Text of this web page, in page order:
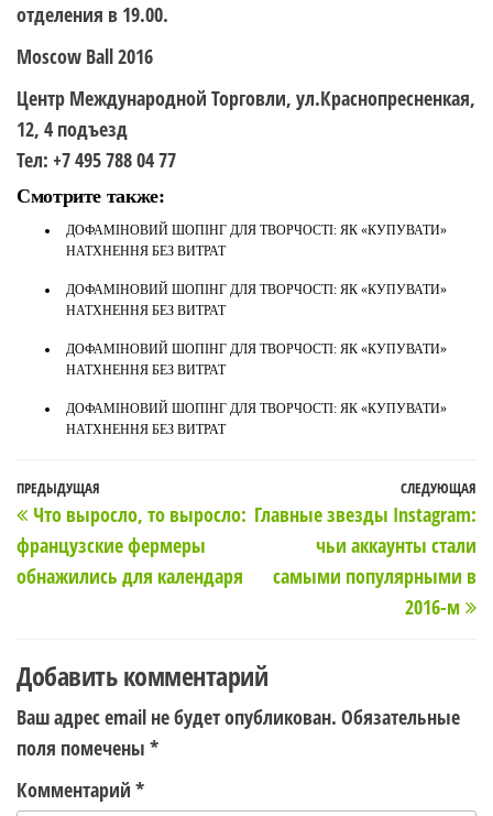
отделения в 19.00.
Moscow Ball 2016
Центр Международной Торговли, ул.Краснопресненкая,
12, 4 подъезд
Тел: +7 495 788 04 77
Смотрите также:
ДОФАМІНОВИЙ ШОПІНГ ДЛЯ ТВОРЧОСТІ: ЯК «КУПУВАТИ»
НАТХНЕННЯ БЕЗ ВИТРАТ
ДОФАМІНОВИЙ ШОПІНГ ДЛЯ ТВОРЧОСТІ: ЯК «КУПУВАТИ»
НАТХНЕННЯ БЕЗ ВИТРАТ
ДОФАМІНОВИЙ ШОПІНГ ДЛЯ ТВОРЧОСТІ: ЯК «КУПУВАТИ»
НАТХНЕННЯ БЕЗ ВИТРАТ
ДОФАМІНОВИЙ ШОПІНГ ДЛЯ ТВОРЧОСТІ: ЯК «КУПУВАТИ»
НАТХНЕННЯ БЕЗ ВИТРАТ
Навигация
по
записям
Предыдущая
запись
ПРЕДЫДУЩАЯ
Что выросло, то выросло:
французские фермеры
обнажились для календаря
СЛЕДУЮЩАЯ
Главные звезды Instagram:
чьи аккаунты стали
самыми популярными в
2016-м
Добавить комментарий
Ваш адрес email не будет опубликован. Обязательные
поля помечены *
Комментарий *